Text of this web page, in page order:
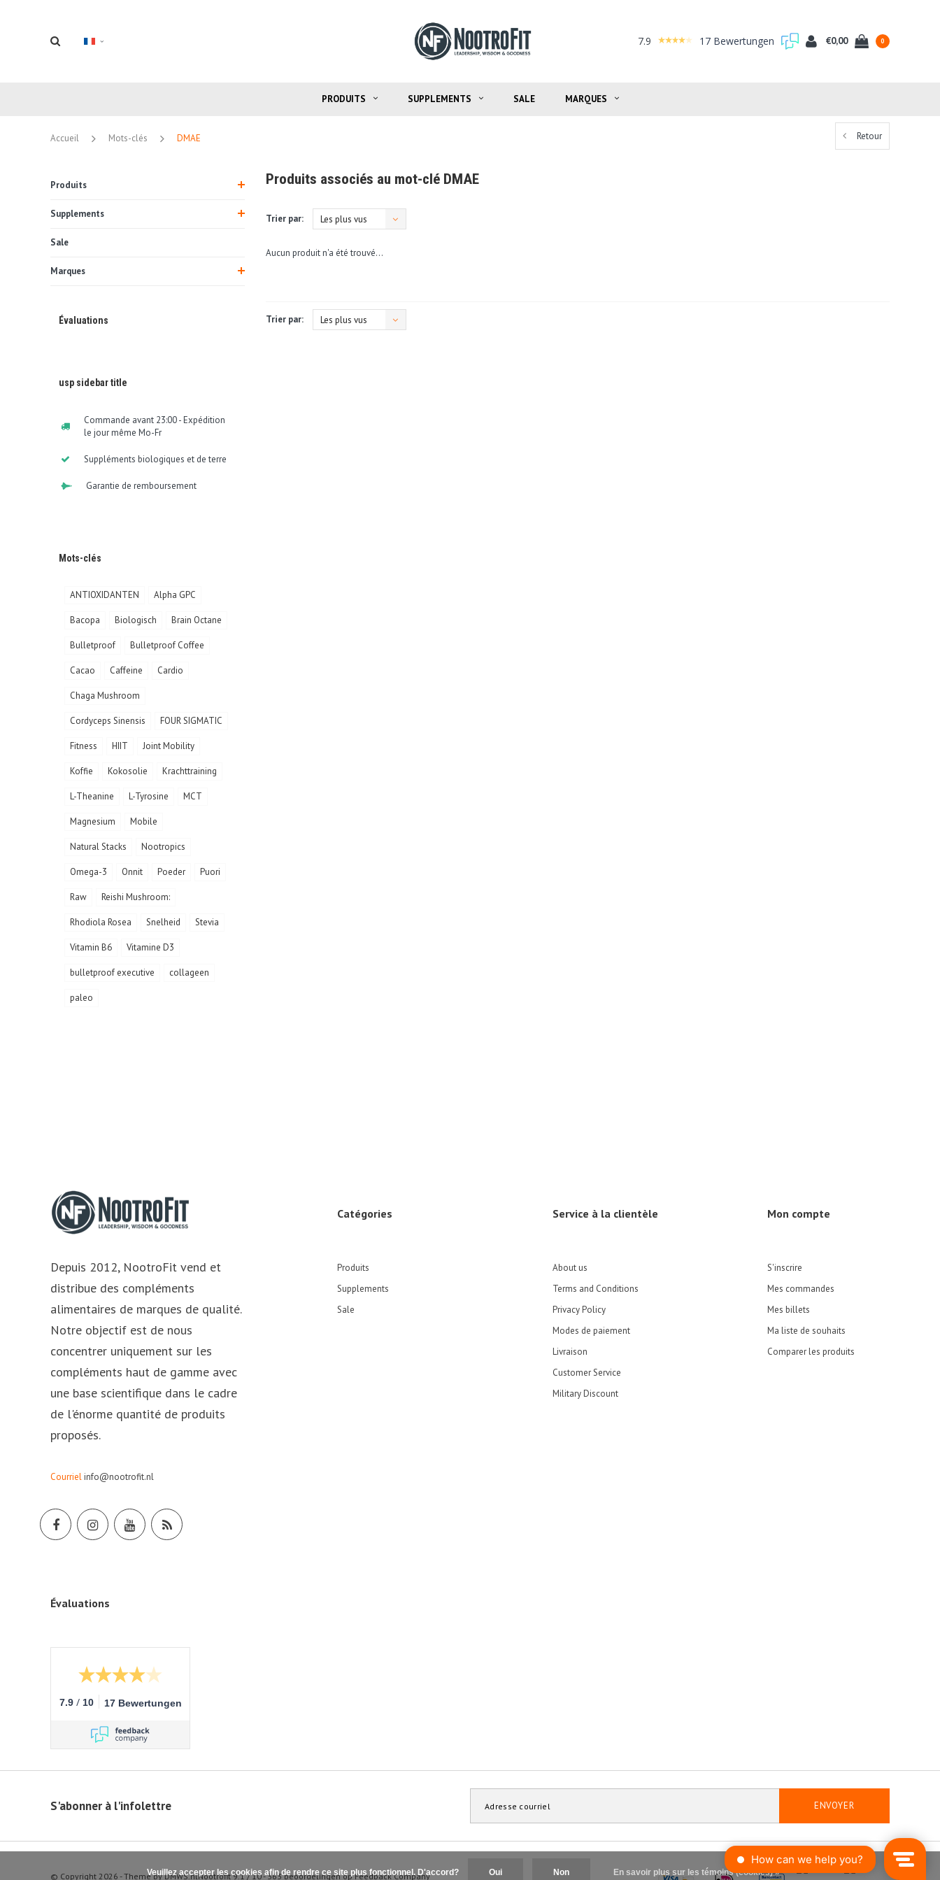
7.9 17 Bewertungen €0,00 0
PRODUITS SUPPLEMENTS SALE MARQUES
Accueil Mots-clés DMAE Retour
Produits
Supplements
Sale
Marques
Évaluations
usp sidebar title
Commande avant 23:00 - Expédition
le jour même Mo-Fr
Suppléments biologiques et de terre
Garantie de remboursement
Mots-clés
ANTIOXIDANTEN Alpha GPC
Bacopa Biologisch Brain Octane
Bulletproof Bulletproof Coffee
Cacao Caffeine Cardio
Chaga Mushroom
Cordyceps Sinensis FOUR SIGMATIC
Fitness HIIT Joint Mobility
Koffie Kokosolie Krachttraining
L-Theanine L-Tyrosine MCT
Magnesium Mobile
Natural Stacks Nootropics
Omega-3 Onnit Poeder Puori
Raw Reishi Mushroom:
Rhodiola Rosea Snelheid Stevia
Vitamin B6 Vitamine D3
bulletproof executive collageen
paleo
Produits associés au mot-clé DMAE
Trier par: Les plus vus
Aucun produit n'a été trouvé...
Trier par: Les plus vus
Depuis 2012, NootroFit vend et
distribue des compléments
alimentaires de marques de qualité.
Notre objectif est de nous
concentrer uniquement sur les
compléments haut de gamme avec
une base scientifique dans le cadre
de l'énorme quantité de produits
proposés.
Courrielinfo@nootrofit.nl
Catégories
Produits
Supplements
Sale
Service à la clientèle
About us
Terms and Conditions
Privacy Policy
Modes de paiement
Livraison
Customer Service
Military Discount
Mon compte
S'inscrire
Mes commandes
Mes billets
Ma liste de souhaits
Comparer les produits
Évaluations
7.9 / 10 17 Bewertungen
S'abonner à l'infolettre ENVOYER
© Copyright 2026 - Theme byDMWS.nlNootrofit 9.1/10 -363beoordelingen opFeedback Company
Veuillez accepter les cookies afin de rendre ce site plus fonctionnel. D'accord? Oui Non En savoir plus sur les témoins (cookies) »